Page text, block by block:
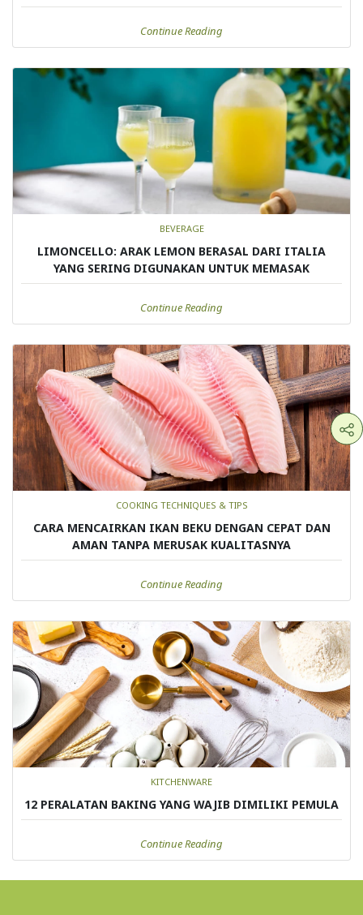
Continue Reading
BEVERAGE
LIMONCELLO: ARAK LEMON BERASAL DARI ITALIA
YANG SERING DIGUNAKAN UNTUK MEMASAK
Continue Reading
COOKING TECHNIQUES & TIPS
CARA MENCAIRKAN IKAN BEKU DENGAN CEPAT DAN
AMAN TANPA MERUSAK KUALITASNYA
Continue Reading
KITCHENWARE
12 PERALATAN BAKING YANG WAJIB DIMILIKI PEMULA
Continue Reading